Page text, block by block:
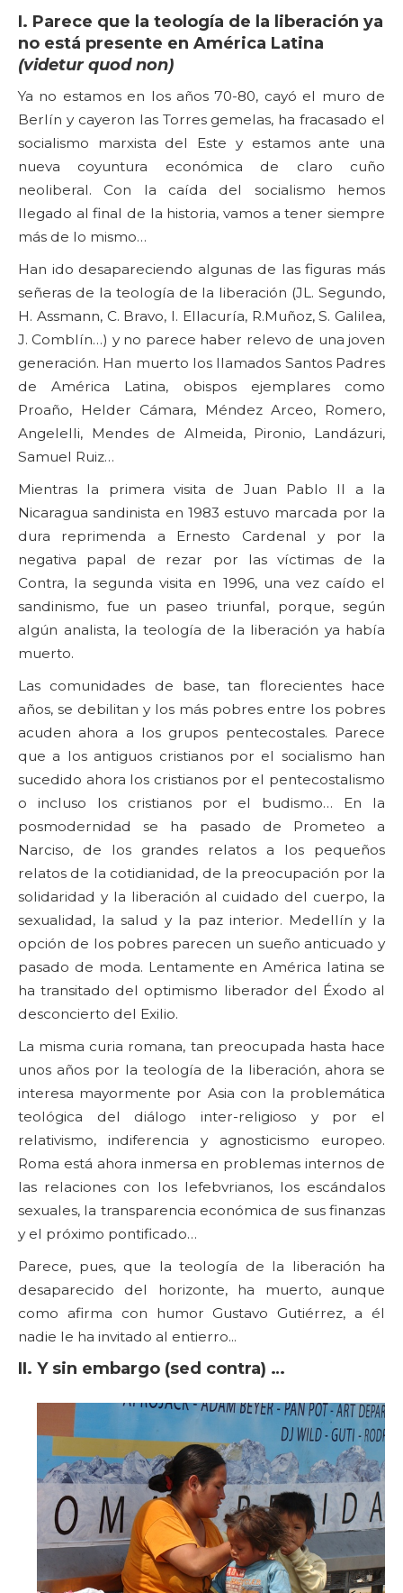
I. Parece que la teología de la liberación ya
no está presente en América Latina
(videtur quod non)
Ya no estamos en los años 70-80, cayó el muro de
Berlín y cayeron las Torres gemelas, ha fracasado el
socialismo marxista del Este y estamos ante una
nueva coyuntura económica de claro cuño
neoliberal. Con la caída del socialismo hemos
llegado al final de la historia, vamos a tener siempre
más de lo mismo…
Han ido desapareciendo algunas de las figuras más
señeras de la teología de la liberación (JL. Segundo,
H. Assmann, C. Bravo, I. Ellacuría, R.Muñoz, S. Galilea,
J. Comblín…) y no parece haber relevo de una joven
generación. Han muerto los llamados Santos Padres
de América Latina, obispos ejemplares como
Proaño, Helder Cámara, Méndez Arceo, Romero,
Angelelli, Mendes de Almeida, Pironio, Landázuri,
Samuel Ruiz…
Mientras la primera visita de Juan Pablo II a la
Nicaragua sandinista en 1983 estuvo marcada por la
dura reprimenda a Ernesto Cardenal y por la
negativa papal de rezar por las víctimas de la
Contra, la segunda visita en 1996, una vez caído el
sandinismo, fue un paseo triunfal, porque, según
algún analista, la teología de la liberación ya había
muerto.
Las comunidades de base, tan florecientes hace
años, se debilitan y los más pobres entre los pobres
acuden ahora a los grupos pentecostales. Parece
que a los antiguos cristianos por el socialismo han
sucedido ahora los cristianos por el pentecostalismo
o incluso los cristianos por el budismo… En la
posmodernidad se ha pasado de Prometeo a
Narciso, de los grandes relatos a los pequeños
relatos de la cotidianidad, de la preocupación por la
solidaridad y la liberación al cuidado del cuerpo, la
sexualidad, la salud y la paz interior. Medellín y la
opción de los pobres parecen un sueño anticuado y
pasado de moda. Lentamente en América latina se
ha transitado del optimismo liberador del Éxodo al
desconcierto del Exilio.
La misma curia romana, tan preocupada hasta hace
unos años por la teología de la liberación, ahora se
interesa mayormente por Asia con la problemática
teológica del diálogo inter-religioso y por el
relativismo, indiferencia y agnosticismo europeo.
Roma está ahora inmersa en problemas internos de
las relaciones con los lefebvrianos, los escándalos
sexuales, la transparencia económica de sus finanzas
y el próximo pontificado…
Parece, pues, que la teología de la liberación ha
desaparecido del horizonte, ha muerto, aunque
como afirma con humor Gustavo Gutiérrez, a él
nadie le ha invitado al entierro...
II. Y sin embargo (sed contra) …